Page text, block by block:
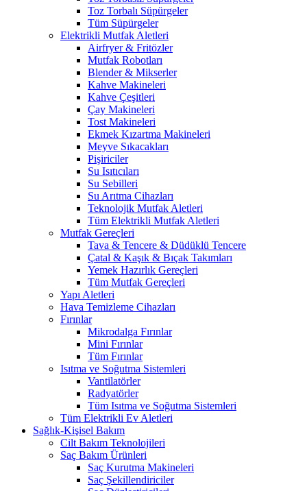
Toz Torbalı Süpürgeler
Tüm Süpürgeler
Elektrikli Mutfak Aletleri
Airfryer & Fritözler
Mutfak Robotları
Blender & Mikserler
Kahve Makineleri
Kahve Çeşitleri
Çay Makineleri
Tost Makineleri
Ekmek Kızartma Makineleri
Meyve Sıkacakları
Pişiriciler
Su Isıtıcıları
Su Sebilleri
Su Arıtma Cihazları
Teknolojik Mutfak Aletleri
Tüm Elektrikli Mutfak Aletleri
Mutfak Gereçleri
Tava & Tencere & Düdüklü Tencere
Çatal & Kaşık & Bıçak Takımları
Yemek Hazırlık Gereçleri
Tüm Mutfak Gereçleri
Yapı Aletleri
Hava Temizleme Cihazları
Fırınlar
Mikrodalga Fırınlar
Mini Fırınlar
Tüm Fırınlar
Isıtma ve Soğutma Sistemleri
Vantilatörler
Radyatörler
Tüm Isıtma ve Soğutma Sistemleri
Tüm Elektrikli Ev Aletleri
Sağlık-Kişisel Bakım
Cilt Bakım Teknolojileri
Saç Bakım Ürünleri
Saç Kurutma Makineleri
Saç Şekillendiriciler